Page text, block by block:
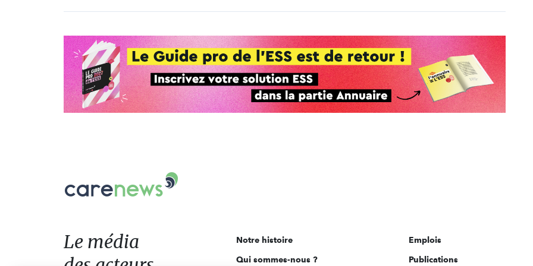
Le
acteurs
de
Le média
Notre histoire
Qui sommes-nous ?
Emplois
Publications